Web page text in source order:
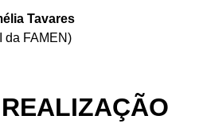
Tavares
da FAMEN)